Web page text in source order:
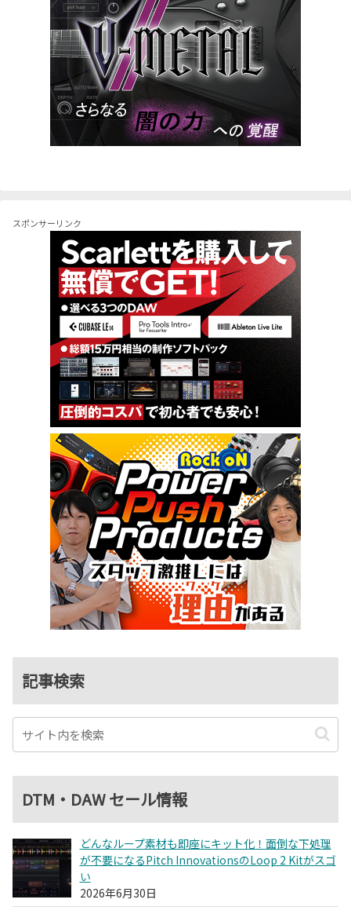
スポンサーリンク
記事検索
DTM・DAW セール情報
どんなループ素材も即座にキット化！面倒な下処理
が不要になるPitch InnovationsのLoop 2 Kitがスゴ
い
2026年6月30日